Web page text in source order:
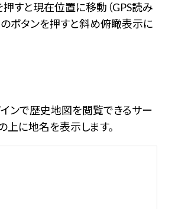
押すと現在位置に移動（GPS読み
のボタンを押すと斜め俯瞰表示に
ンで歴史地図を閲覧できるサー
上に地名を表示します。